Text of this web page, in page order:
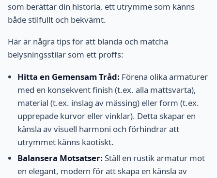
som berättar din historia, ett utrymme som känns
både stilfullt och bekvämt.
Här är några tips för att blanda och matcha
belysningsstilar som ett proffs:
Hitta en Gemensam Tråd: Förena olika armaturer
med en konsekvent finish (t.ex. alla mattsvarta),
material (t.ex. inslag av mässing) eller form (t.ex.
upprepade kurvor eller vinklar). Detta skapar en
känsla av visuell harmoni och förhindrar att
utrymmet känns kaotiskt.
Balansera Motsatser: Ställ en rustik armatur mot
en elegant, modern för att skapa en känsla av